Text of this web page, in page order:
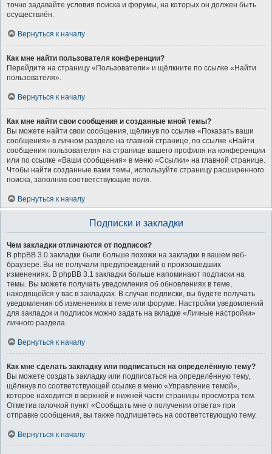
точно задавайте условия поиска и форумы, на которых он должен быть
осуществлён.
Вернуться к началу
Как мне найти пользователя конференции?
Перейдите на страницу «Пользователи» и щёлкните по ссылке «Найти
пользователя».
Вернуться к началу
Как мне найти свои сообщения и созданные мной темы?
Вы можете найти свои сообщения, щёлкнув по ссылке «Показать ваши
сообщения» в личном разделе на главной странице, по ссылке «Найти
сообщения пользователя» на странице вашего профиля на конференции
или по ссылке «Ваши сообщения» в меню «Ссылки» на главной странице.
Чтобы найти созданные вами темы, используйте страницу расширенного
поиска, заполнив соответствующие поля.
Вернуться к началу
Подписки и закладки
Чем закладки отличаются от подписок?
В phpBB 3.0 закладки были больше похожи на закладки в вашем веб-
браузере. Вы не получали предупреждений о произошедших
изменениях. В phpBB 3.1 закладки больше напоминают подписки на
темы. Вы можете получать уведомления об обновлениях в теме,
находящейся у вас в закладках. В случае подписки, вы будете получать
уведомления об изменениях в теме или форуме. Настройки уведомлений
для закладок и подписок можно задать на вкладке «Личные настройки»
личного раздела.
Вернуться к началу
Как мне сделать закладку или подписаться на определённую тему?
Вы можете создать закладку или подписаться на определённую тему,
щёлкнув по соответствующей ссылке в меню «Управление темой»,
которое находится в верхней и нижней части страницы просмотра тем.
Отметив галочкой пункт «Сообщать мне о получении ответа» при
отправке сообщения, вы также подпишетесь на соответствующую тему.
Вернуться к началу